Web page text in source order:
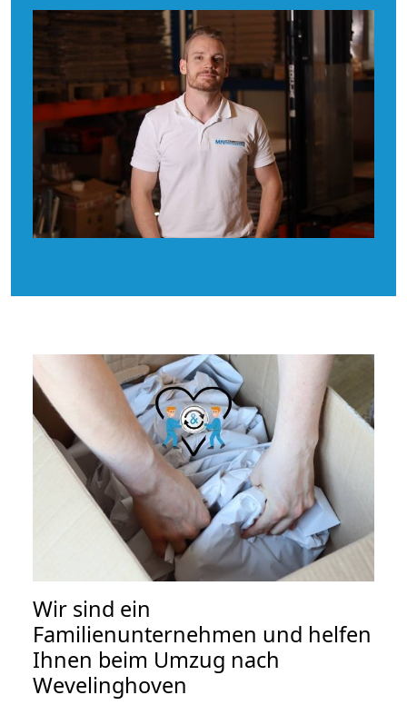
Wir sind ein
Familienunternehmen und helfen
Ihnen beim Umzug nach
Wevelinghoven